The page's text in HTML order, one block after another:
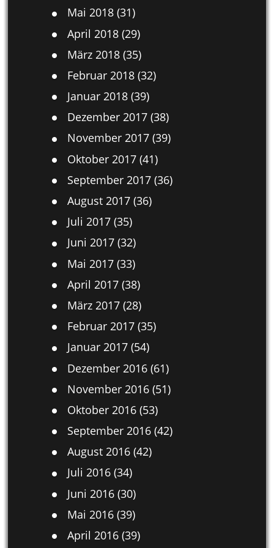
Mai 2018(31)
April 2018(29)
März 2018(35)
Februar 2018(32)
Januar 2018(39)
Dezember 2017(38)
November 2017(39)
Oktober 2017(41)
September 2017(36)
August 2017(36)
Juli 2017(35)
Juni 2017(32)
Mai 2017(33)
April 2017(38)
März 2017(28)
Februar 2017(35)
Januar 2017(54)
Dezember 2016(61)
November 2016(51)
Oktober 2016(53)
September 2016(42)
August 2016(42)
Juli 2016(34)
Juni 2016(30)
Mai 2016(39)
April 2016(39)